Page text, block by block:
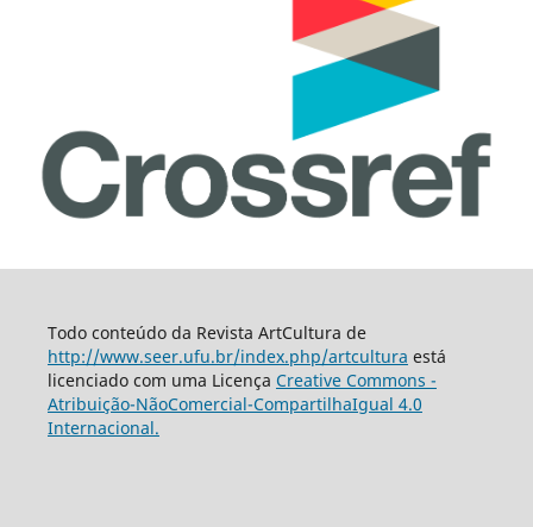
Todo conteúdo da Revista ArtCultura de
http://www.seer.ufu.br/index.php/artcultura está
licenciado com uma Licença Creative Commons -
Atribuição-NãoComercial-CompartilhaIgual 4.0
Internacional.